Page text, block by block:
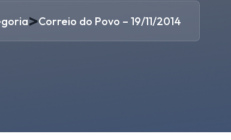
>Correio do Povo – 19/11/2014